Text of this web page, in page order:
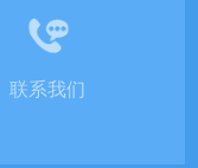
联系我们